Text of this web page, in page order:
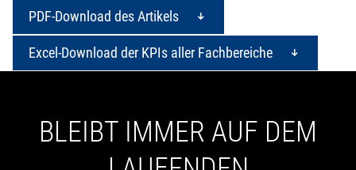
PDF-Download des Artikels
Excel-Download der KPIs aller Fachbereiche
BLEIBT IMMER AUF DEM